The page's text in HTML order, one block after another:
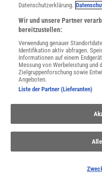
Wale weniger mit PFAS
Pilotwalen im Nordatlantik
Datenschutzerklärung.
Wir und unsere Partner
bereitzustellen:
Verwendung genauer
Identifikation aktiv abfragen.
Informationen auf einem
Messung von Werbeleistung und
Zielgruppenforschung sowie
Angeboten.
Liste der Partner (Lieferanten)